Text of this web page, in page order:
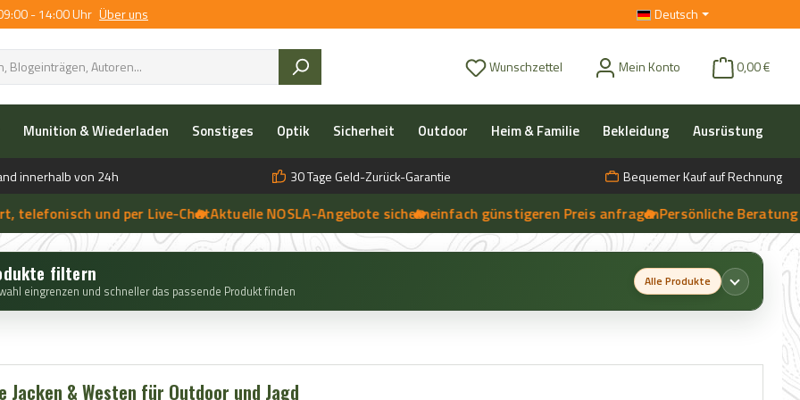
- 14:00 Uhr Über uns Deutsch
Wunschzettel Du hast 0 Produkte auf dem Merkzettel
Mein Konto 0,00 €
Munition & Wiederladen Sonstiges Optik Sicherheit Outdoor Heim & Familie Bekleidung Ausrüstung
innerhalb von 24h 30 Tage Geld-Zurück-Garantie Bequemer Kauf auf Rechnung
und per Live-Chat
➔
🔥 Aktuelle NOSLA-Angebote sichern
➔
🔥 einfach günstigeren Preis anfragen
➔
🔥 Persönliche Beratung vor
| 🔥 Persönliche Beratung vor Ort, telefonisch und per Live-Chat
filtern
eingrenzen und schneller das passende Produkt finden
Alle Produkte
Jacken & Westen für Outdoor und Jagd